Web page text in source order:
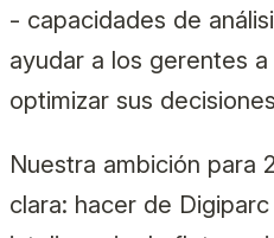
- capacidades de
ayudar a los gerentes
optimizar sus decisiones
Nuestra ambición para
clara: hacer de